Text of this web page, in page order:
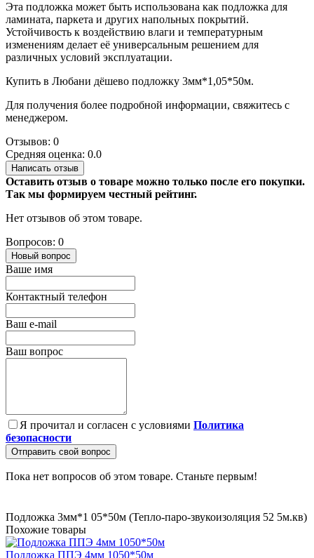
Эта подложка может быть использована как подложка для
ламината, паркета и других напольных покрытий.
Устойчивость к воздействию влаги и температурным
изменениям делает её универсальным решением для
различных условий эксплуатации.
Купить в Любани дёшево подложку 3мм*1,05*50м.
Для получения более подробной информации, свяжитесь с
менеджером.
Отзывов: 0
Средняя оценка: 0.0
Написать отзыв
Оставить отзыв о товаре можно только после его покупки.
Так мы формируем честный рейтинг.
Нет отзывов об этом товаре.
Вопросов: 0
Новый вопрос
Ваше имя
Контактный телефон
Ваш e-mail
Ваш вопрос
Я прочитал и согласен с условиями Политика
безопасности
Отправить свой вопрос
Пока нет вопросов об этом товаре. Станьте первым!
Подложка 3мм*1 05*50м (Тепло-паро-звукоизоляция 52 5м.кв)
Похожие товары
Подложка ППЭ 4мм 1050*50м